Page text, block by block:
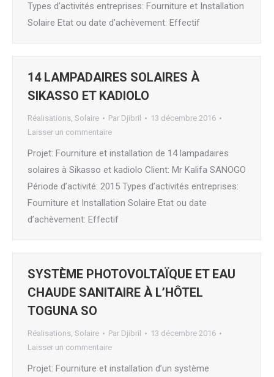
Types d’activités entreprises: Fourniture et Installation
Solaire Etat ou date d’achèvement: Effectif
14 LAMPADAIRES SOLAIRES À
SIKASSO ET KADIOLO
Réalisations, Solaire Par Djibril
13 décembre 2016
Laisser un commentaire
Projet: Fourniture et installation de 14 lampadaires
solaires à Sikasso et kadiolo Client: Mr Kalifa SANOGO
Période d’activité: 2015 Types d’activités entreprises:
Fourniture et Installation Solaire Etat ou date
d’achèvement: Effectif
SYSTÈME PHOTOVOLTAÏQUE ET EAU
CHAUDE SANITAIRE À L’HÔTEL
TOGUNA SO
Réalisations, Solaire Par Djibril
13 décembre 2016
Laisser un commentaire
Projet: Fourniture et installation d’un système